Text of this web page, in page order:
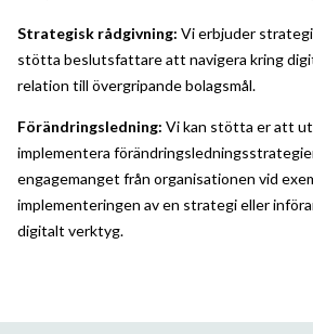
Strategisk rådgivning: Vi erbjuder
stötta beslutsfattare att navigera kring
relation till övergripande bolagsmål.
Förändringsledning: Vi kan stötta er att
implementera
engagemanget från organisationen vid
implementeringen av en strategi eller
digitalt verktyg.